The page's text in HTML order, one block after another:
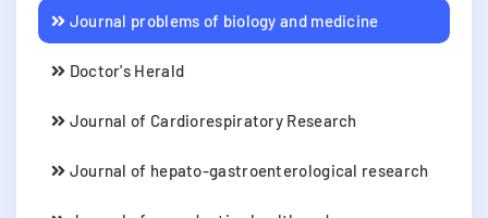
Journal problems of biology and medicine
Doctor's Herald
Journal of Cardiorespiratory Research
Journal of hepato-gastroenterological research